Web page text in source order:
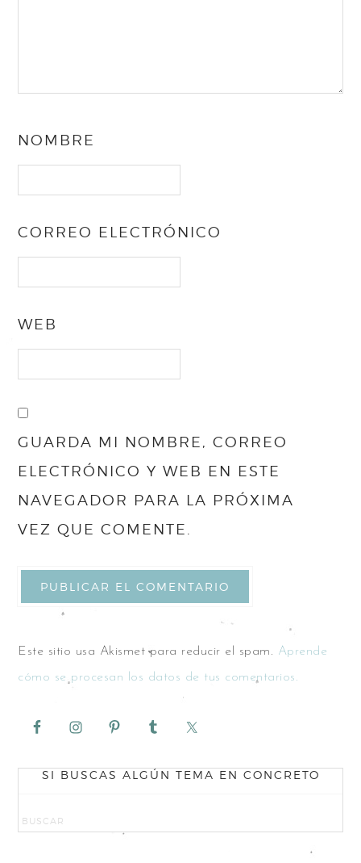
NOMBRE
CORREO ELECTRÓNICO
WEB
GUARDA MI NOMBRE, CORREO
ELECTRÓNICO Y WEB EN ESTE
NAVEGADOR PARA LA PRÓXIMA
VEZ QUE COMENTE.
Este sitio usa Akismet para reducir el spam. Aprende
cómo se procesan los datos de tus comentarios.
SI BUSCAS ALGÚN TEMA EN CONCRETO